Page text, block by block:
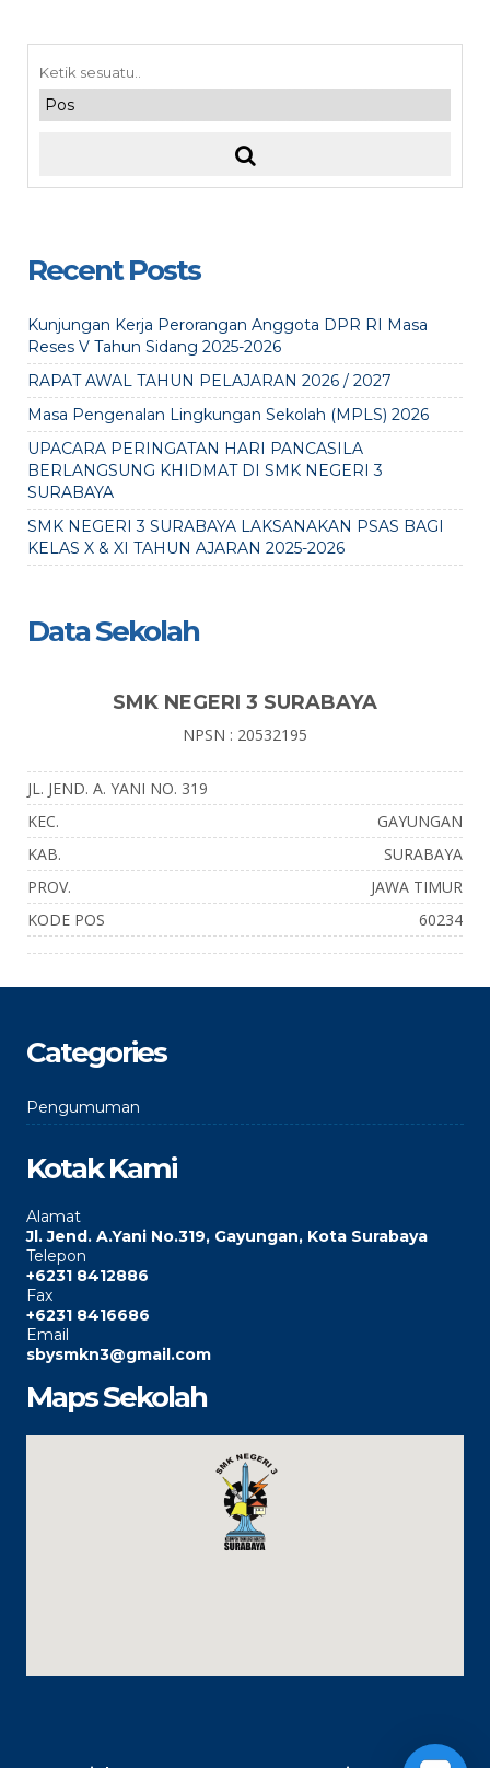
Recent Posts
Kunjungan Kerja Perorangan Anggota DPR RI Masa
Reses V Tahun Sidang 2025-2026
RAPAT AWAL TAHUN PELAJARAN 2026 / 2027
Masa Pengenalan Lingkungan Sekolah (MPLS) 2026
UPACARA PERINGATAN HARI PANCASILA
BERLANGSUNG KHIDMAT DI SMK NEGERI 3
SURABAYA
SMK NEGERI 3 SURABAYA LAKSANAKAN PSAS BAGI
KELAS X & XI TAHUN AJARAN 2025-2026
Data Sekolah
SMK NEGERI 3 SURABAYA
NPSN : 20532195
JL. JEND. A. YANI NO. 319
KEC.
GAYUNGAN
KAB.
SURABAYA
PROV.
JAWA TIMUR
KODE POS
60234
Categories
Pengumuman
Kotak Kami
Alamat
Jl. Jend. A.Yani No.319, Gayungan, Kota Surabaya
Telepon
+6231 8412886
Fax
+6231 8416686
Email
sbysmkn3@gmail.com
Maps Sekolah